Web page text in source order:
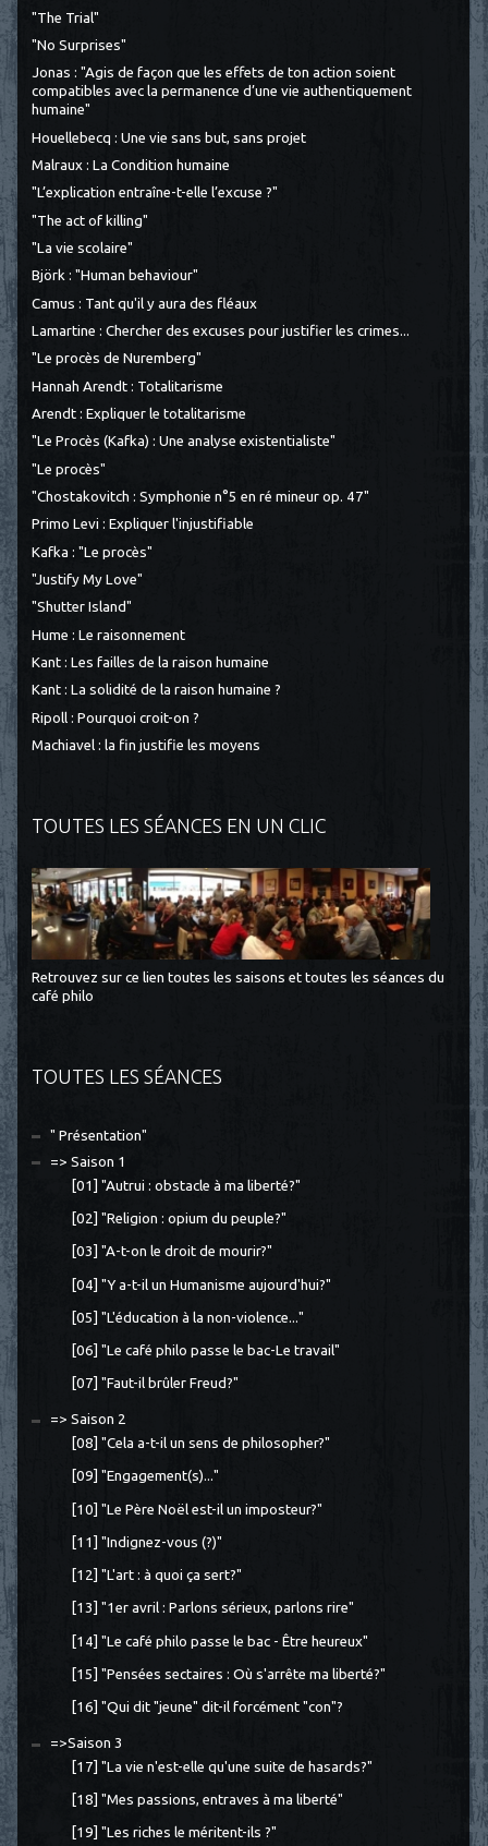
"The Trial"
"No Surprises"
Jonas : "Agis de façon que les effets de ton action soient
compatibles avec la permanence d’une vie authentiquement
humaine"
Houellebecq : Une vie sans but, sans projet
Malraux : La Condition humaine
"L’explication entraîne-t-elle l’excuse ?"
"The act of killing"
"La vie scolaire"
Björk : "Human behaviour"
Camus : Tant qu'il y aura des fléaux
Lamartine : Chercher des excuses pour justifier les crimes...
"Le procès de Nuremberg"
Hannah Arendt : Totalitarisme
Arendt : Expliquer le totalitarisme
"Le Procès (Kafka) : Une analyse existentialiste"
"Le procès"
"Chostakovitch : Symphonie n°5 en ré mineur op. 47"
Primo Levi : Expliquer l'injustifiable
Kafka : "Le procès"
"Justify My Love"
"Shutter Island"
Hume : Le raisonnement
Kant : Les failles de la raison humaine
Kant : La solidité de la raison humaine ?
Ripoll : Pourquoi croit-on ?
Machiavel : la fin justifie les moyens
TOUTES LES SÉANCES EN UN CLIC
Retrouvez sur ce lien toutes les saisons et toutes les séances du
café philo
TOUTES LES SÉANCES
" Présentation"
=> Saison 1
[01] "Autrui : obstacle à ma liberté?"
[02] "Religion : opium du peuple?"
[03] "A-t-on le droit de mourir?"
[04] "Y a-t-il un Humanisme aujourd'hui?"
[05] "L'éducation à la non-violence..."
[06] "Le café philo passe le bac-Le travail"
[07] "Faut-il brûler Freud?"
=> Saison 2
[08] "Cela a-t-il un sens de philosopher?"
[09] "Engagement(s)..."
[10] "Le Père Noël est-il un imposteur?"
[11] "Indignez-vous (?)"
[12] "L'art : à quoi ça sert?"
[13] "1er avril : Parlons sérieux, parlons rire"
[14] "Le café philo passe le bac - Être heureux"
[15] "Pensées sectaires : Où s'arrête ma liberté?"
[16] "Qui dit "jeune" dit-il forcément "con"?
=>Saison 3
[17] "La vie n'est-elle qu'une suite de hasards?"
[18] "Mes passions, entraves à ma liberté"
[19] "Les riches le méritent-ils ?"